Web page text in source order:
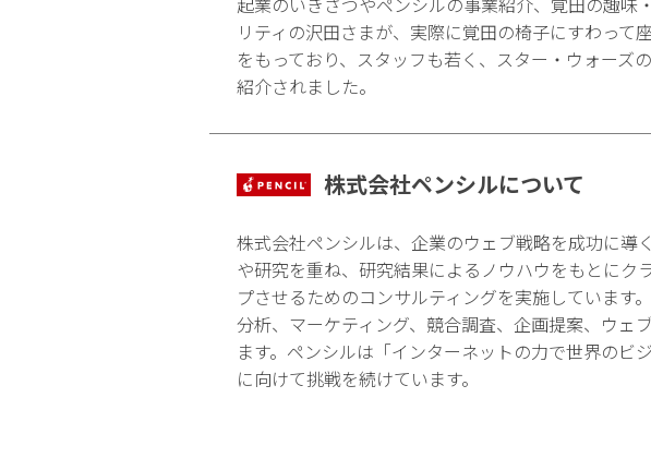
リティの沢田さまが、実際に覚田の椅子にすわっ
をもっており、スタッフも若く、スター・ウォーズ
紹介されました。
株式会社ペンシルについて
株式会社ペンシルは、企業のウェブ戦略を成功に導
や研究を重ね、研究結果によるノウハウをもとにク
プさせるためのコンサルティングを実施しています
分析、マーケティング、競合調査、企画提案、ウェ
ます。ペンシルは「インターネットの力で世界の
に向けて挑戦を続けています。